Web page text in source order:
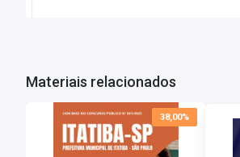
Materiais relacionados
38,00%